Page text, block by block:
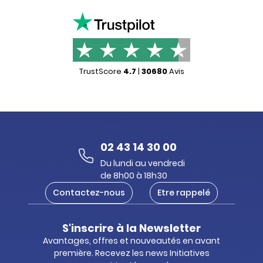
TrustScore 4.7 | 30680Avis
02 43 14 30 00
Du lundi au vendredi
de 8h00 à 18h30
Contactez-nous
Etre rappelé
S'inscrire à la Newsletter
Avantages, offres et nouveautés en avant
première. Recevez les news Initiatives